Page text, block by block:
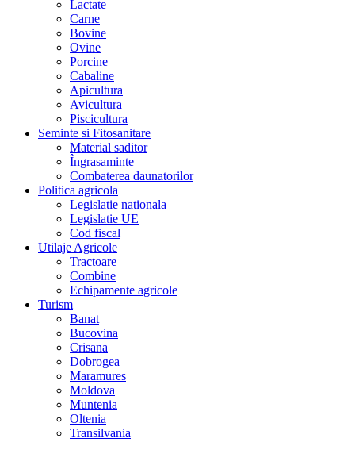
Lactate
Carne
Bovine
Ovine
Porcine
Cabaline
Apicultura
Avicultura
Piscicultura
Seminte si Fitosanitare
Material saditor
Îngrasaminte
Combaterea daunatorilor
Politica agricola
Legislatie nationala
Legislatie UE
Cod fiscal
Utilaje Agricole
Tractoare
Combine
Echipamente agricole
Turism
Banat
Bucovina
Crisana
Dobrogea
Maramures
Moldova
Muntenia
Oltenia
Transilvania